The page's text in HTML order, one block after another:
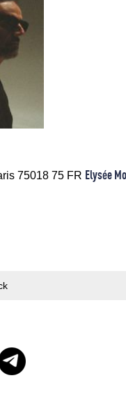
75018 75 FR Elysée